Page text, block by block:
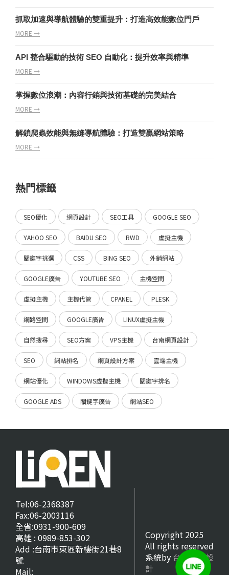
抓取加速與導航體驗的雙重提升：打造高效能數位門戶
MORE →
API 整合驅動的技術 SEO 自動化：提升效率與精準
MORE →
掌握數位浪潮：內容行銷與技術基礎的完美結合
MORE →
解鎖爬蟲效能與無縫導航體驗：打造雙贏網站策略
MORE →
熱門標籤
SEO優化 網頁設計 SEO工具 GOOGLE SEO
YAHOO SEO BAIDU SEO RWD 虛擬主機
關鍵字挑選 CSS BING SEO 外銷網站
GOOGLE廣告 YOUTUBE SEO 主機空間
虛擬主機 主機代管 CPANEL PLESK
網路空間 GOOGLE廣告 LINUX虛擬主機
自然搜尋 SEO方案 VPS主機 台南網頁設計
SEO 網站排名 網頁設計方案 雲端主機
網站優化 WINDOWS虛擬主機 關鍵字排名
GOOGLE ADS 關鍵字廣告 網站SEO
Tel:06-2368387
Fax:06-2003116
全省:0931-900-609
高雄 : 0989-853-302
Add :台南市東區新樓街21巷8
號
Mail:
Copyright 2025
All rights reserved
系統by 台南網頁設
計